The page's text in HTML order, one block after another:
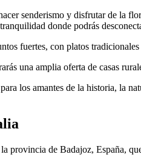
senderismo y disfrutar de la
donde podrás
fuertes, con platos
una amplia oferta de casas
los amantes de la historia, la
provincia de Badajoz, España,